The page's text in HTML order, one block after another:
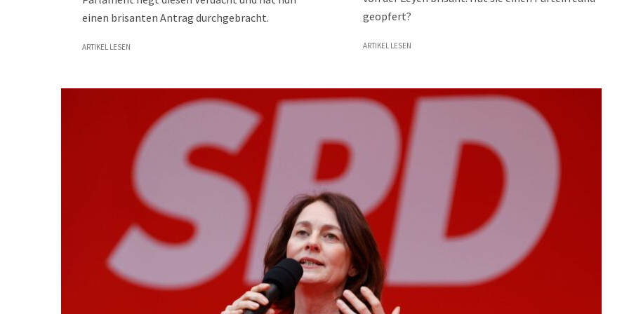
einen brisanten Antrag durchgebracht.
ARTIKEL LESEN
geopfert?
ARTIKEL LESEN